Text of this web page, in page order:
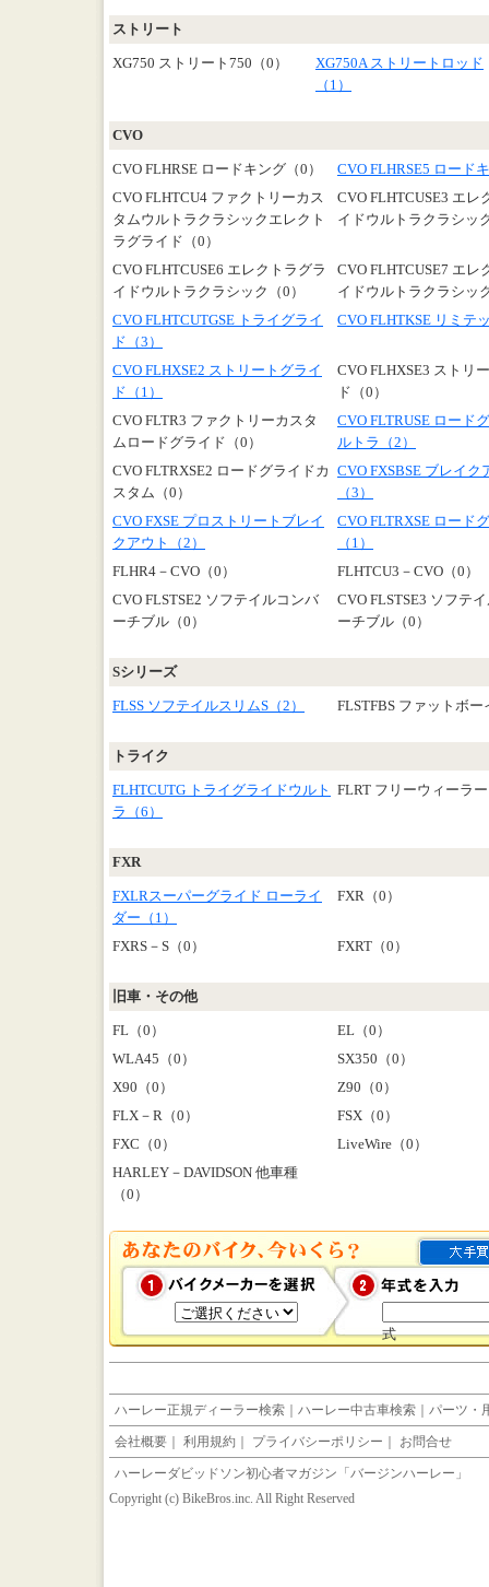
ストリート
XG750 ストリート750（0）
XG750A ストリートロッド
（1）
CVO
CVO FLHRSE ロードキング（0）
CVO FLHRSE5 ロード
CVO FLHTCU4 ファクトリーカス
タムウルトラクラシックエレクト
ラグライド（0）
CVO FLHTCUSE3 エレ
イドウルトラクラシッ
CVO FLHTCUSE6 エレクトラグラ
イドウルトラクラシック（0）
CVO FLHTCUSE7 エレ
イドウルトラクラシッ
CVO FLHTCUTGSE トライグライ
ド（3）
CVO FLHTKSE リミテ
CVO FLHXSE2 ストリートグライ
ド（1）
CVO FLHXSE3 ストリ
ド（0）
CVO FLTR3 ファクトリーカスタ
ムロードグライド（0）
CVO FLTRUSE ロード
ルトラ（2）
CVO FLTRXSE2 ロードグライドカ
スタム（0）
CVO FXSBSE ブレイク
（3）
CVO FXSE プロストリートブレイ
クアウト（2）
CVO FLTRXSE ロード
（1）
FLHR4－CVO（0）
FLHTCU3－CVO（0）
CVO FLSTSE2 ソフテイルコンバ
ーチブル（0）
CVO FLSTSE3 ソフテ
ーチブル（0）
Sシリーズ
FLSS ソフテイルスリムS（2） FLSTFBS ファットボー
トライク
FLHTCUTG トライグライドウルト
ラ（6）
FLRT フリーウィーラ
FXR
FXLRスーパーグライド ローライ
ダー（1）
FXR（0）
FXRS－S（0） FXRT（0）
旧車・その他
FL（0）
EL（0）
WLA45（0）
SX350（0）
X90（0）
Z90（0）
FLX－R（0）
FSX（0）
FXC（0）
LiveWire（0）
HARLEY－DAVIDSON 他車種
（0）
式
ハーレー正規ディーラー検索 ｜ ハーレー中古車検索 ｜ パーツ・
会社概要 ｜ 利用規約 ｜ プライバシーポリシー ｜ お問合せ
ハーレーダビッドソン初心者マガジン「バージンハーレー」
Copyright (c) BikeBros.inc. All Right Reserved